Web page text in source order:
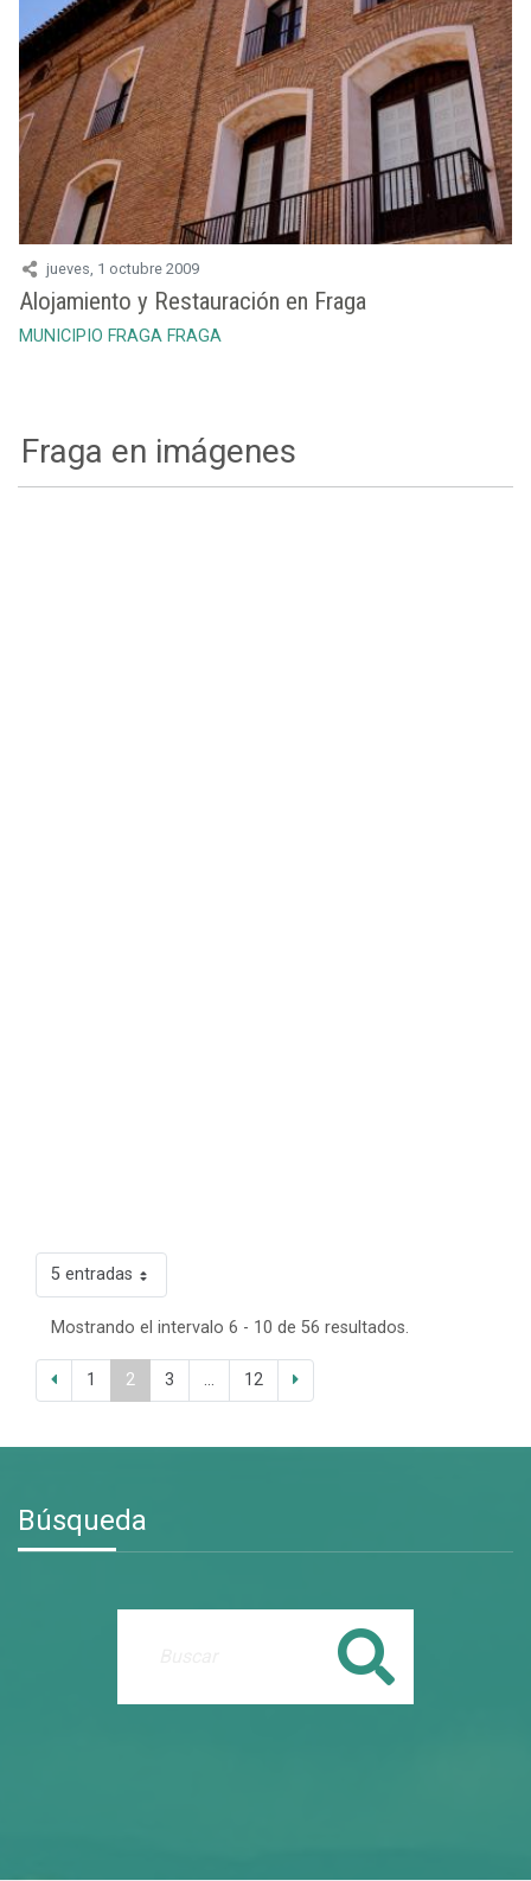
jueves, 1 octubre 2009
Alojamiento y Restauración en Fraga
MUNICIPIO FRAGA FRAGA
Fraga en imágenes
5 entradas
Mostrando el intervalo 6 - 10 de 56 resultados.
1 2 3 ... 12
Búsqueda
Buscar